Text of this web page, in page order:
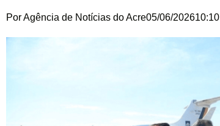
PorAgência de Notícias do Acre05/06/202610:10